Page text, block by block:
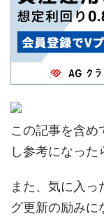
この記事を含め
し参考になった
また、気に入っ
グ更新の励みに